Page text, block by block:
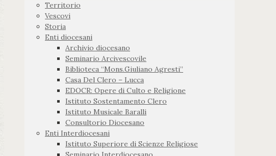
Territorio
Vescovi
Storia
Enti diocesani
Archivio diocesano
Seminario Arcivescovile
Biblioteca “Mons.Giuliano Agresti”
Casa Del Clero – Lucca
EDOCR: Opere di Culto e Religione
Istituto Sostentamento Clero
Istituto Musicale Baralli
Consultorio Diocesano
Enti Interdiocesani
Istituto Superiore di Scienze Religiose